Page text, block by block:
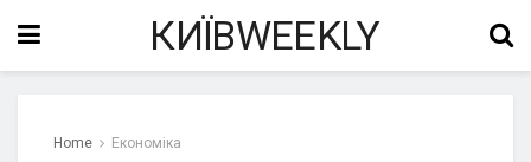
КИЇВWEEKLY
Home Економіка